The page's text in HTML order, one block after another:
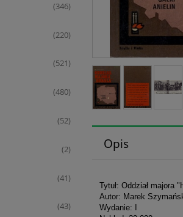
(346)
(220)
(521)
(480)
(52)
(2)
(41)
(43)
Opis
Tytuł: Oddział majora
Autor: Marek
Wydanie: I